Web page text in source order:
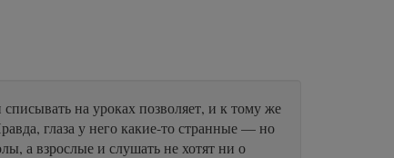
на уроках позволяет, и к тому же
глаза у него какие-то странные — но
а взрослые и слушать не хотят ни о